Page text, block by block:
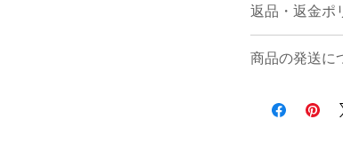
返品・返金ポ
お客様のご
ご注文と異
商品の発送に